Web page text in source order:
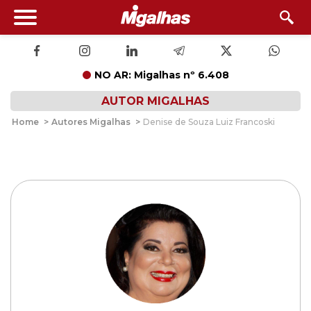
NO AR: Migalhas nº 6.408
AUTOR MIGALHAS
Home > Autores Migalhas > Denise de Souza Luiz Francoski